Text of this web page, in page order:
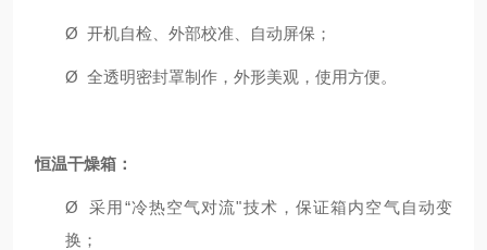
Ø 开机自检、外部校准、自动屏保；
Ø 全透明密封罩制作，外形美观，使用方便。
恒温干燥箱：
Ø
采用“冷热空气对流"技术，保证箱内空气自动变
换；